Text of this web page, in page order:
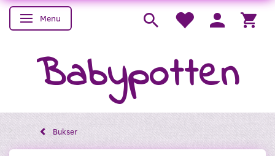
Skifte navigation
Menu
Babypotten
Bukser